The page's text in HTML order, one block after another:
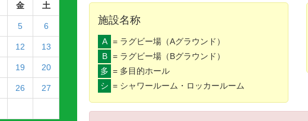
施設名称
A = ラグビー場（Aグラウンド）
B = ラグビー場（Bグラウンド）
多 = 多目的ホール
シ = シャワールーム・ロッカールーム
金 土
5 6
12 13
19 20
26 27